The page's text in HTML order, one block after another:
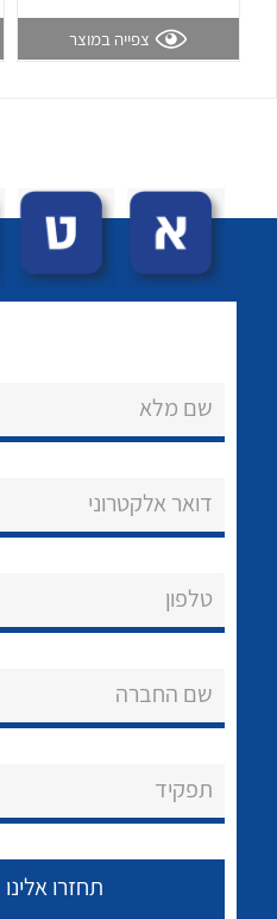
הצוות
שירותי
לכל מוצרי היצרן
לכל מוצרי היצרן
צפייה במוצר
שם מלא
דואר אלקטרוני
טלפון
שם החברה
תפקיד